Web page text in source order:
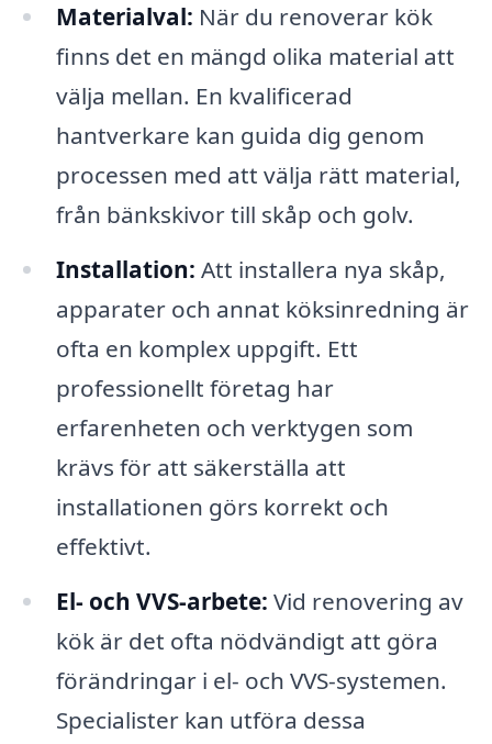
Materialval: När du renoverar kök
finns det en mängd olika material att
välja mellan. En kvalificerad
hantverkare kan guida dig genom
processen med att välja rätt material,
från bänkskivor till skåp och golv.
Installation: Att installera nya skåp,
apparater och annat köksinredning är
ofta en komplex uppgift. Ett
professionellt företag har
erfarenheten och verktygen som
krävs för att säkerställa att
installationen görs korrekt och
effektivt.
El- och VVS-arbete: Vid renovering av
kök är det ofta nödvändigt att göra
förändringar i el- och VVS-systemen.
Specialister kan utföra dessa